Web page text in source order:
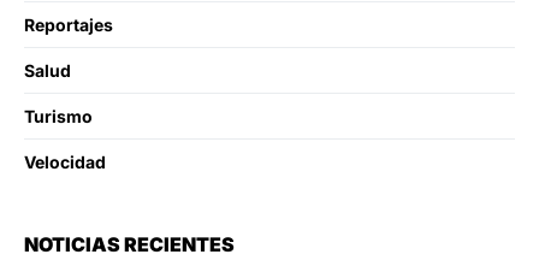
Reportajes
Salud
Turismo
Velocidad
NOTICIAS RECIENTES